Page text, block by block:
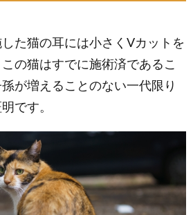
た猫の耳には小さくVカットを
の猫はすでに施術済であるこ
が増えることのない一代限り
です。